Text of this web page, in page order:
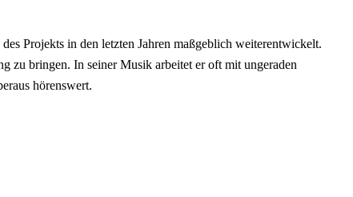
Projekts in den letzten Jahren maßgeblich weiterentwickelt.
zu bringen. In seiner Musik arbeitet er oft mit ungeraden
hörenswert.